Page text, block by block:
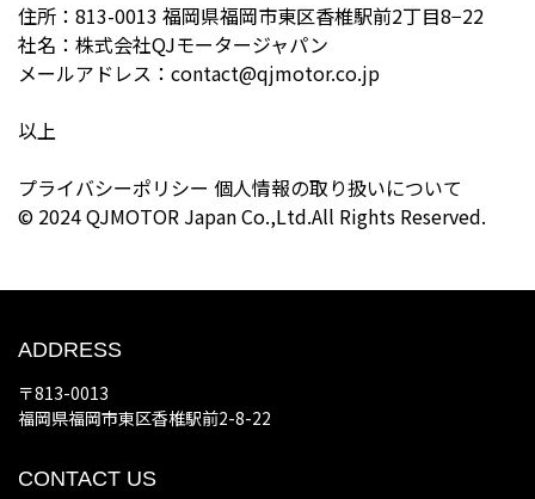
住所：813-0013 福岡県福岡市東区香椎駅前2丁目8−22
社名：株式会社QJモータージャパン
メールアドレス：contact@qjmotor.co.jp
以上
プライバシーポリシー 個人情報の取り扱いについて
© 2024 QJMOTOR Japan Co.,Ltd.All Rights Reserved.
ADDRESS
〒813-0013
福岡県福岡市東区香椎駅前2-8-22
CONTACT US